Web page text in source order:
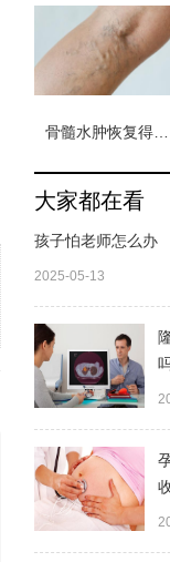
大家都在看
孩子怕老师怎么办
2025-05-13